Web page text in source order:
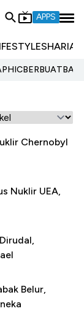
APPS
SHARIA
Chernobyl
Nuklir UEA,
Belur,